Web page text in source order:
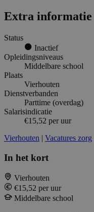
Extra informatie
Status
Inactief
Opleidingsniveaus
Middelbare school
Plaats
Vierhouten
Dienstverbanden
Parttime (overdag)
Salarisindicatie
€15,52 per uur
Vierhouten | Vacatures zorg
In het kort
Vierhouten
€15,52 per uur
Middelbare school